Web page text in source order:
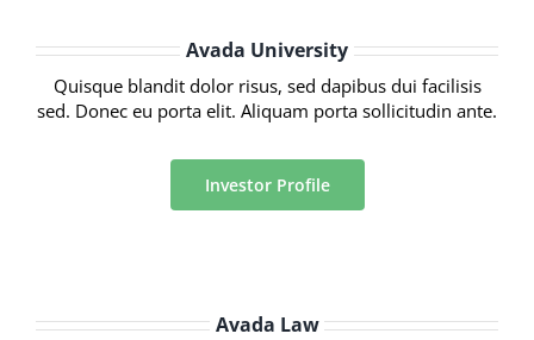
Avada University
Quisque blandit dolor risus, sed dapibus dui facilisis
sed. Donec eu porta elit. Aliquam porta sollicitudin ante.
Investor Profile
Avada Law